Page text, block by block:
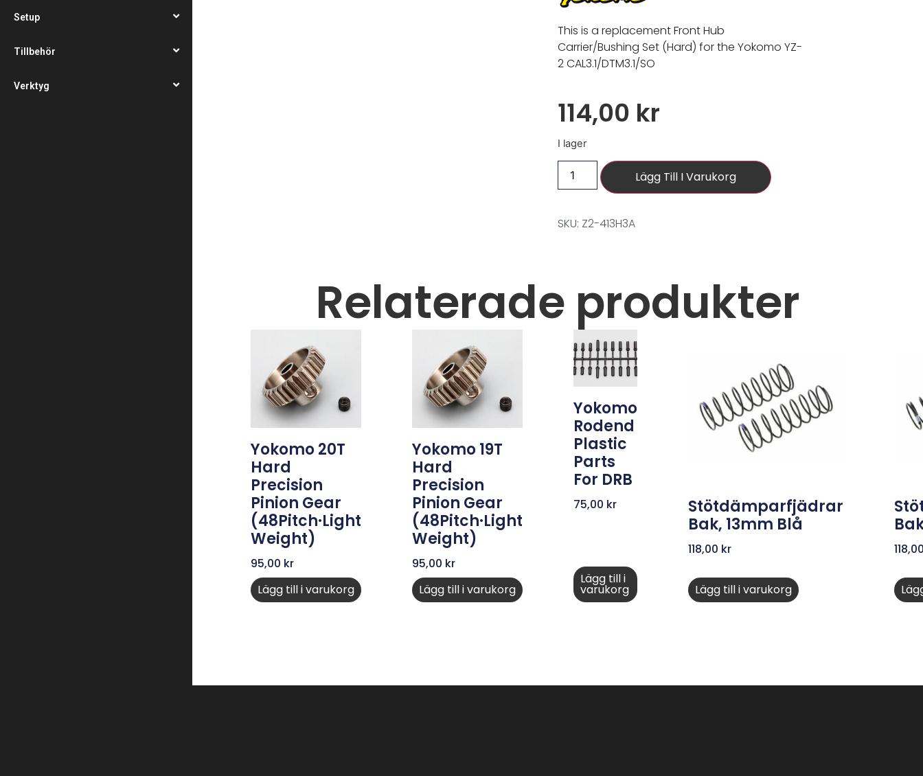
Setup
Tillbehör
Verktyg
This is a replacement Front Hub
Carrier/Bushing Set (Hard) for the Yokomo YZ-
2 CAL3.1/DTM3.1/SO
114,00 kr
I lager
Lägg Till I Varukorg
SKU: Z2-413H3A
Relaterade produkter
Yokomo 20T
Hard
Precision
Pinion Gear
(48Pitch·Light
Weight)
95,00 kr
Lägg till i varukorg
Yokomo 19T
Hard
Precision
Pinion Gear
(48Pitch·Light
Weight)
95,00 kr
Lägg till i varukorg
Yokomo
Rodend
Plastic
Parts
For DRB
75,00 kr
Lägg till i
varukorg
Stötdämparfjädrar
Bak, 13mm Blå
118,00 kr
Lägg till i varukorg